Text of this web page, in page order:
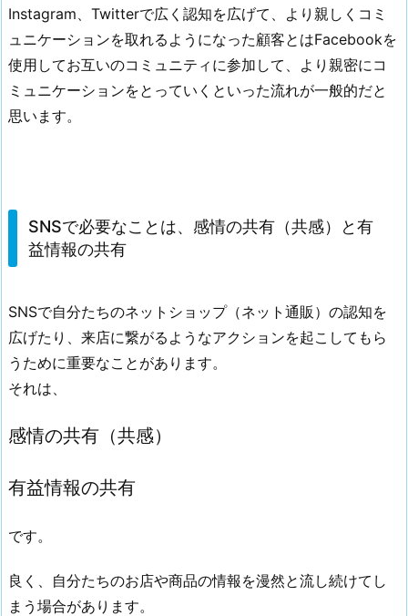
Instagram、Twitterで広く認知を広げて、より親しくコミ
ュニケーションを取れるようになった顧客とはFacebookを
使用してお互いのコミュニティに参加して、より親密にコ
ミュニケーションをとっていくといった流れが一般的だと
思います。
SNSで必要なことは、感情の共有（共感）と有
益情報の共有
SNSで自分たちのネットショップ（ネット通販）の認知を
広げたり、来店に繋がるようなアクションを起こしてもら
うために重要なことがあります。
それは、
感情の共有（共感）
有益情報の共有
です。
良く、自分たちのお店や商品の情報を漫然と流し続けてし
まう場合があります。